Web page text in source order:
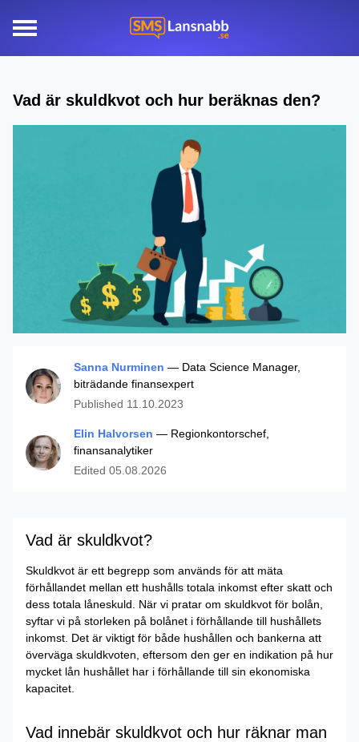
Vad är skuldkvot och hur beräknas den?
Sanna Nurminen — Data Science Manager,
biträdande finansexpert
Published 11.10.2023
Elin Halvorsen — Regionkontorschef,
finansanalytiker
Edited 05.08.2026
Vad är skuldkvot?
Skuldkvot är ett begrepp som används för att mäta
förhållandet mellan ett hushålls totala inkomst efter skatt och
dess totala låneskuld. När vi pratar om skuldkvot för bolån,
syftar vi på storleken på bolånet i förhållande till hushållets
inkomst. Det är viktigt för både hushållen och bankerna att
överväga skuldkvoten, eftersom den ger en indikation på hur
mycket lån hushållet har i förhållande till sin ekonomiska
kapacitet.
Vad innebär skuldkvot och hur räknar man